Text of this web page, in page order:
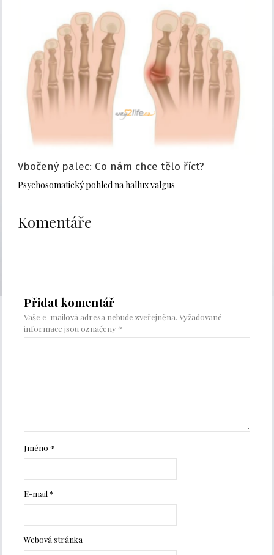
Vbočený palec: Co nám chce tělo říct?
Psychosomatický pohled na hallux valgus
Komentáře
Přidat komentář
Vaše e-mailová adresa nebude zveřejněna. Vyžadované
informace jsou označeny *
Jméno*
E-mail*
Webová stránka